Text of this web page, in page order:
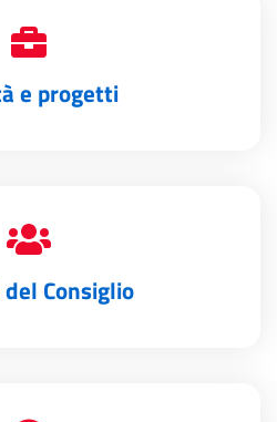
e progetti
Consiglio